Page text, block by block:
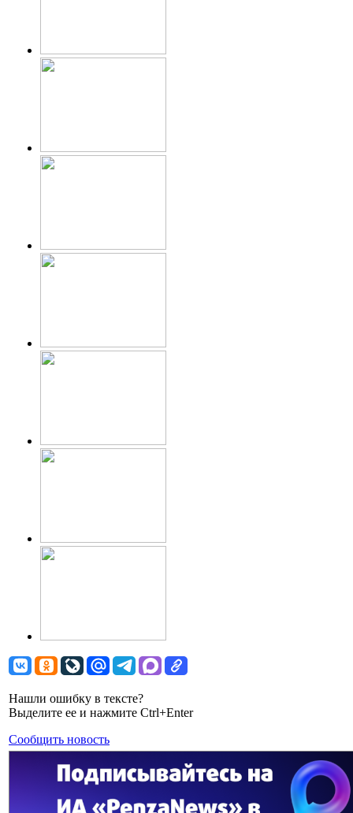
Нашли ошибку в тексте?
Выделите ее и нажмите Ctrl+Enter
Сообщить новость